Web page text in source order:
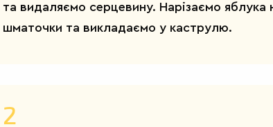
та видаляємо серцевину. Нарізаємо яблука
шматочки та викладаємо у каструлю.
2